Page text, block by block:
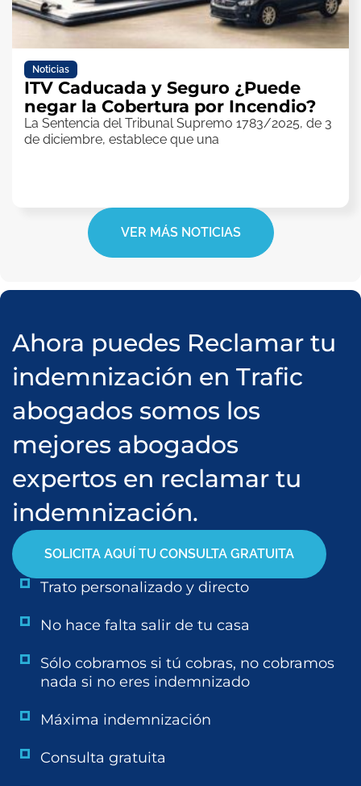
Noticias
ITV Caducada y Seguro ¿Puede
negar la Cobertura por Incendio?
La Sentencia del Tribunal Supremo 1783/2025, de 3
de diciembre, establece que una
VER MÁS NOTICIAS
Ahora puedes Reclamar tu
indemnización en Trafic
abogados somos los
mejores abogados
expertos en reclamar tu
indemnización.
SOLICITA AQUÍ TU CONSULTA GRATUITA
Trato personalizado y directo
No hace falta salir de tu casa
Sólo cobramos si tú cobras, no cobramos
nada si no eres indemnizado
Máxima indemnización
Consulta gratuita